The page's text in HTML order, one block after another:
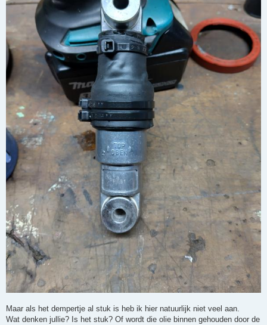
Maar als het dempertje al stuk is heb ik hier natuurlijk niet veel aan.
Wat denken jullie? Is het stuk? Of wordt die olie binnen gehouden door de